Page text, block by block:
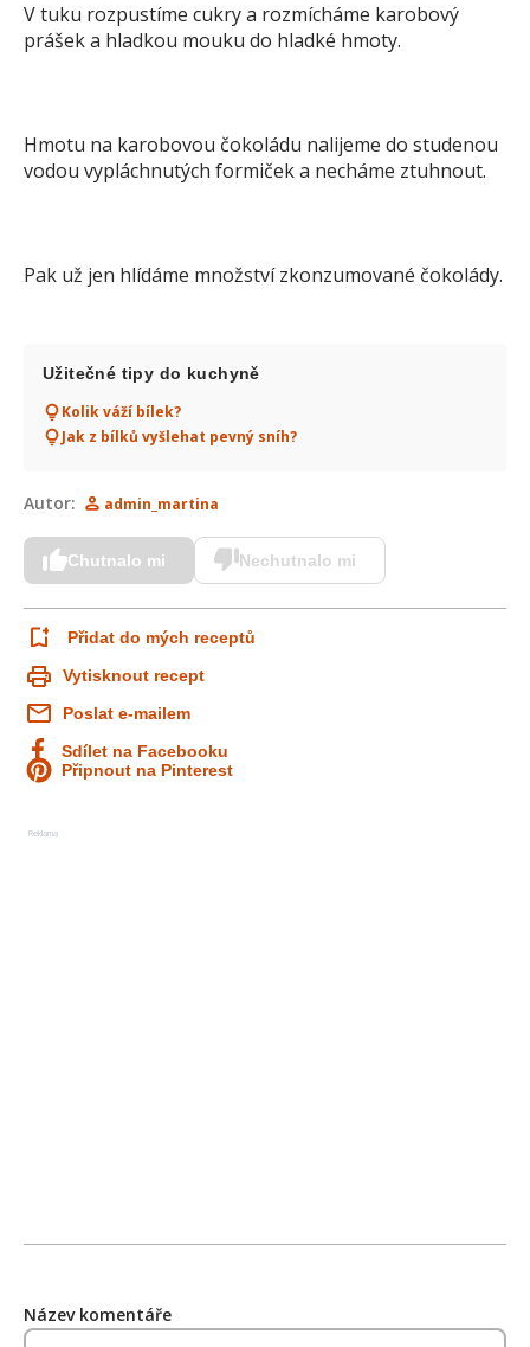
V tuku rozpustíme cukry a rozmícháme karobový
prášek a hladkou mouku do hladké hmoty.
Hmotu na karobovou čokoládu nalijeme do studenou
vodou vypláchnutých formiček a necháme ztuhnout.
Pak už jen hlídáme množství zkonzumované čokolády.
Užitečné tipy do kuchyně
Kolik váží bílek?
Jak z bílků vyšlehat pevný sníh?
Autor: admin_martina
Chutnalo mi Nechutnalo mi
Přidat do mých receptů
Vytisknout recept
Poslat e-mailem
Sdílet na Facebooku
Připnout na Pinterest
Reklama
Název komentáře